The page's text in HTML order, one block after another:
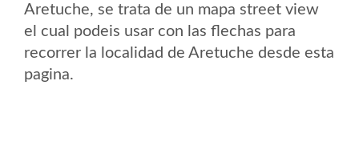
Aretuche, se trata de un mapa street view
el cual podeis usar con las flechas para
recorrer la localidad de Aretuche desde esta
pagina.